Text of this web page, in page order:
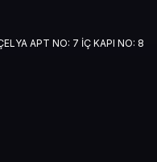
APT NO: 7 İÇ KAPI NO: 8